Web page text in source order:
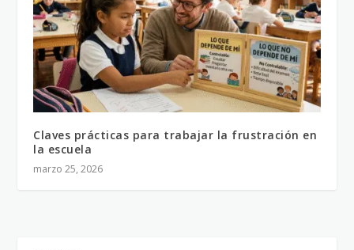
Claves prácticas para trabajar la frustración en
la escuela
marzo 25, 2026